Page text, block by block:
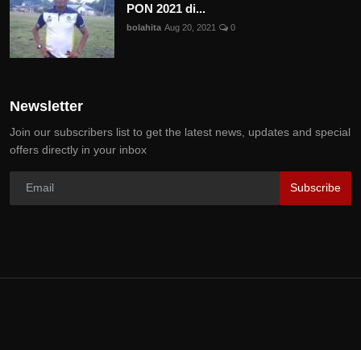
PON 2021 di...
bolahita Aug 20, 2021 0
Newsletter
Join our subscribers list to get the latest news, updates and special
offers directly in your inbox
Subscribe